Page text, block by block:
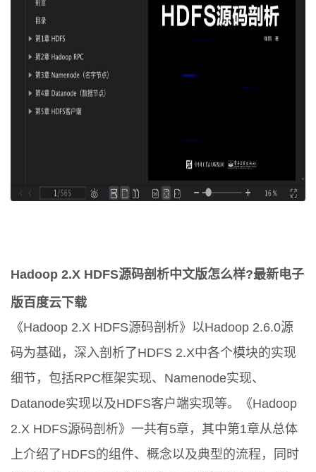
Hadoop 2.X HDFS源码剖析中文版怎么样?最新电子
版百度云下载
《Hadoop 2.X HDFS源码剖析》以Hadoop 2.6.0源
码为基础，深入剖析了HDFS 2.X中各个模块的实现
细节，包括RPC框架实现、Namenode实现、
Datanode实现以及HDFS客户端实现等。《Hadoop
2.X HDFS源码剖析》一共有5章，其中第1章从总体
上介绍了HDFS的组件、概念以及典型的流程，同时